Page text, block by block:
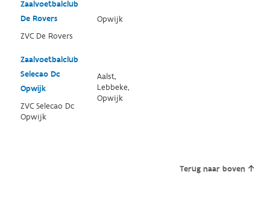
Zaalvoetbalclub
De Rovers
ZVC De Rovers
Opwijk
Zaalvoetbalclub
Selecao Dc
Opwijk
ZVC Selecao Dc
Opwijk
Aalst,
Lebbeke,
Opwijk
Terug naar boven